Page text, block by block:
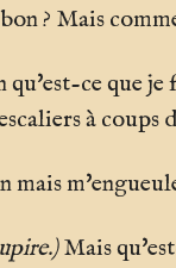
? Mais
qu'est-ce que je
à coups
mais
Mais